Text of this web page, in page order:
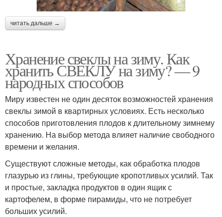
читать дальше →
Хранение свеклы на зиму. Как
хранить СВЕКЛУ на зиму? — 9
народных способов
Миру известен не один десяток возможностей хранения
свеклы зимой в квартирных условиях. Есть несколько
способов приготовления плодов к длительному зимнему
хранению. На выбор метода влияет наличие свободного
времени и желания.
Существуют сложные методы, как обработка плодов
глазурью из глины, требующие кропотливых усилий. Так
и простые, закладка продуктов в один ящик с
картофелем, в форме пирамиды, что не потребует
больших усилий.